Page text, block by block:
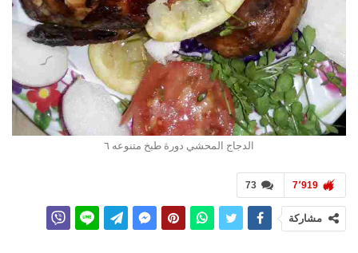
الدجاج المحشي دورة طبخ متنوعه ٦
73 7٬919
مشاركة